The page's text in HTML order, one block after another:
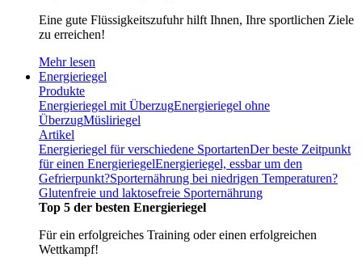
Eine gute Flüssigkeitszufuhr hilft Ihnen, Ihre sportlichen Ziele
zu erreichen!
Mehr lesen
Energieriegel
Produkte
Energieriegel mit ÜberzugEnergieriegel ohne
ÜberzugMüsliriegel
Artikel
Energieriegel für verschiedene SportartenDer beste Zeitpunkt
für einen EnergieriegelEnergieriegel, essbar um den
Gefrierpunkt?Sporternährung bei niedrigen Temperaturen?
Glutenfreie und laktosefreie Sporternährung
Top 5 der besten Energieriegel
Für ein erfolgreiches Training oder einen erfolgreichen
Wettkampf!